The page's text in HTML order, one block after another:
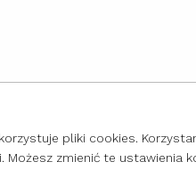
pliki cookies.
Możesz zmienić te ustawienia